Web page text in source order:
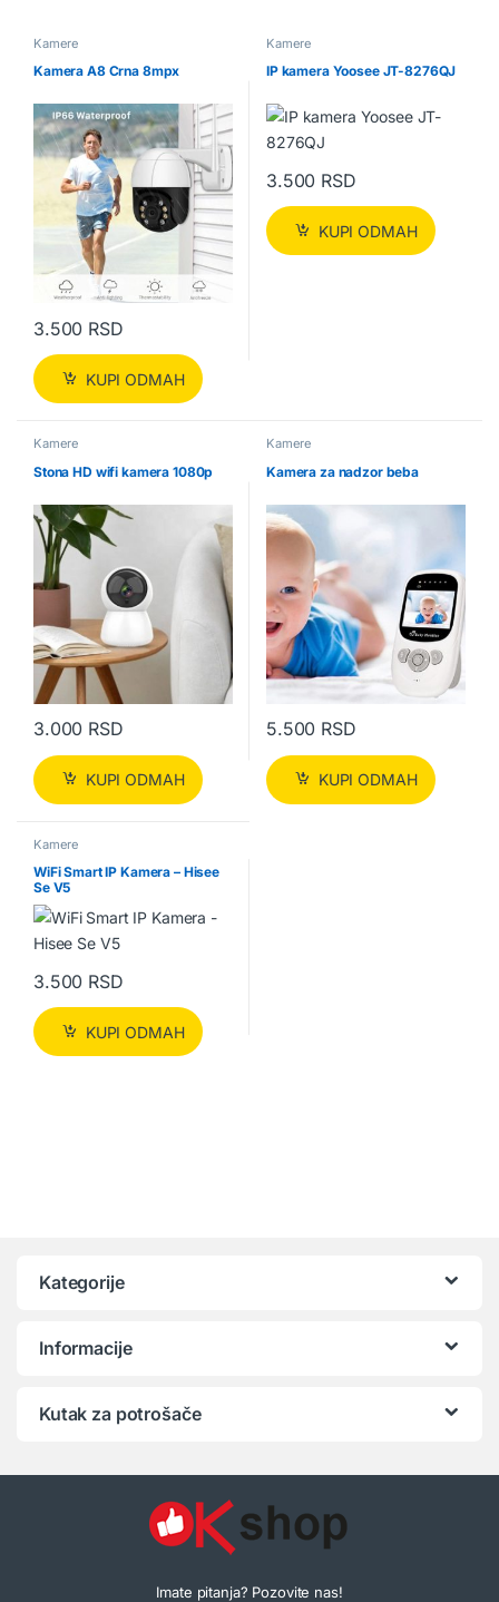
Kamere
Kamera A8 Crna 8mpx
3.500 RSD
KUPI ODMAH
Kamere
IP kamera Yoosee JT-8276QJ
3.500 RSD
KUPI ODMAH
Kamere
Stona HD wifi kamera 1080p
3.000 RSD
KUPI ODMAH
Kamere
Kamera za nadzor beba
5.500 RSD
KUPI ODMAH
Kamere
WiFi Smart IP Kamera – Hisee
Se V5
3.500 RSD
KUPI ODMAH
Kategorije
Informacije
Kutak za potrošače
Imate pitanja? Pozovite nas!